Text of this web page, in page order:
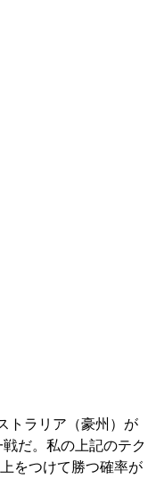
トラリア（豪州）が
だ。私の上記のテク
をつけて勝つ確率が